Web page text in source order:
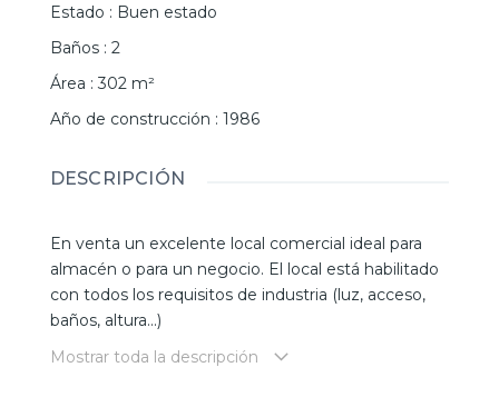
Estado : Buen estado
Baños : 2
Área : 302 m²
Año de construcción : 1986
DESCRIPCIÓN
En venta un excelente local comercial ideal para
almacén o para un negocio. El local está habilitado
con todos los requisitos de industria (luz, acceso,
baños, altura...)
La superficie del local es de 302 mts2, está
Mostrar toda la descripción